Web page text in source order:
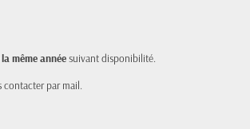
même annéesuivant disponibilité.
contacter par mail.